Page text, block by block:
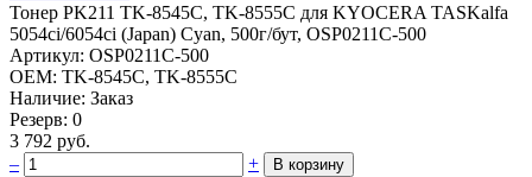
Тонер PK211 ­TK-8545C, TK-8555C для KYOCERA­ TASKalfa
5054ci/6054ci (Japan­) Cyan, 500г/бут, OSP0211C-500­
Артикул: OSP0211C-500
OEM: TK-8545C, TK-8555C
Наличие: Заказ
Резерв: 0
3 792 руб.
–
+ В корзину